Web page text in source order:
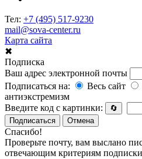
Тел: +7 (495) 517-9230
mail@sova-center.ru
Карта сайта
✖
Подписка
Ваш адрес электронной почты
Подписаться на:
Весь сайт
антиэкстремизм
Введите код с картинки:
🔄
Подписаться
Отмена
Спасибо!
Проверьте почту, вам выслано
отвечающим критериям подписки